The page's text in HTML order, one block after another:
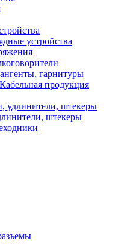
устройства
гарнитуры
Кабельная продукция
штекеры